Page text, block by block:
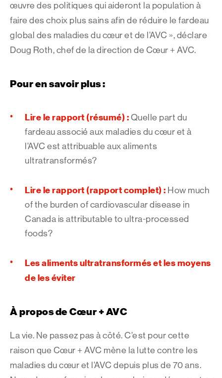
œuvre des politiques qui aideront la population à
faire des choix plus sains afin de réduire le fardeau
global des maladies du cœur et de l’AVC », déclare
Doug Roth, chef de la direction de Cœur + AVC.
Pour en savoir plus :
Lire le rapport (résumé) : Quelle part du
fardeau associé aux maladies du cœur et à
l’AVC est attribuable aux aliments
ultratransformés?
Lire le rapport (rapport complet) : How much
of the burden of cardiovascular disease in
Canada is attributable to ultra-processed
foods?
Les aliments ultratransformés et les moyens
de les éviter
À propos de Cœur + AVC
La vie. Ne passez pas à côté. C’est pour cette
raison que Cœur + AVC mène la lutte contre les
maladies du cœur et l’AVC depuis plus de 70 ans.